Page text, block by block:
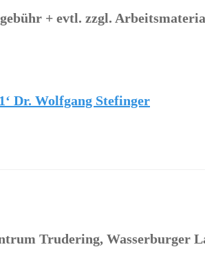
+ evtl. zzgl.
Dr. Wolfgang Stefinger
Trudering, Wasserburger